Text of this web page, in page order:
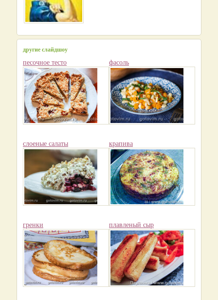
другие слайдшоу
песочное тесто фасоль
слоеные салаты крапива
гренки плавленый сыр